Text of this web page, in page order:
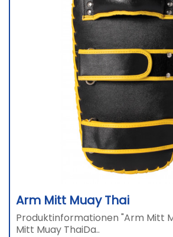
Arm Mitt Muay Thai
Produktinformationen "Arm Mitt
Mitt Muay ThaiDa..